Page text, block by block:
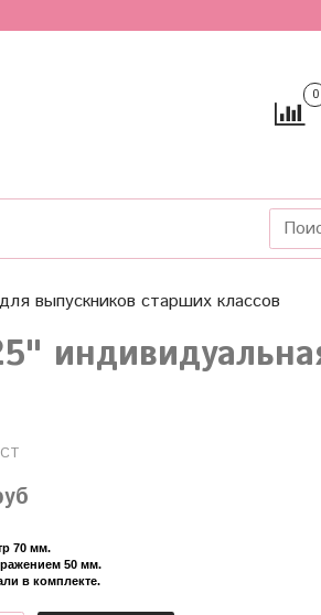
0
выпускников старших классов
70 мм.
50 мм.
в комплекте.